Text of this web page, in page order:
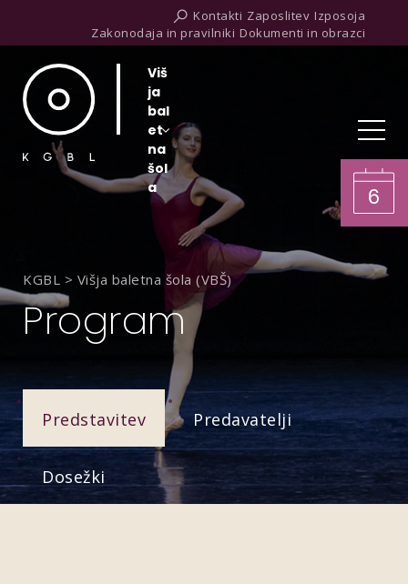
Kontakti Zaposlitev Izposoja
Zakonodaja in pravilniki Dokumenti in obrazci
Viš
ja
bal
et
na
šol
a
6
KGBL > Višja baletna šola (VBŠ)
Program
Predstavitev Predavatelji
Dosežki